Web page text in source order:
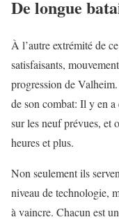
De longue
À l’autre extrémité de
satisfaisants,
progression de
de son combat: Il y en a
sur les neuf prévues, et
heures et plus.
Non seulement ils
niveau de technologie,
à vaincre. Chacun est